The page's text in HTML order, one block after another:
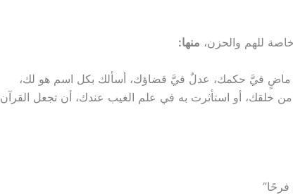
للهم والحزن، منها:
ماضٍ فيَّ حكمك، عدلٌ فيَّ قضاؤك، أسألك بكل اسم هو لك،
خلقك، أو استأثرت به في علم الغيب عندك، أن تجعل القرآن
فرحًا”